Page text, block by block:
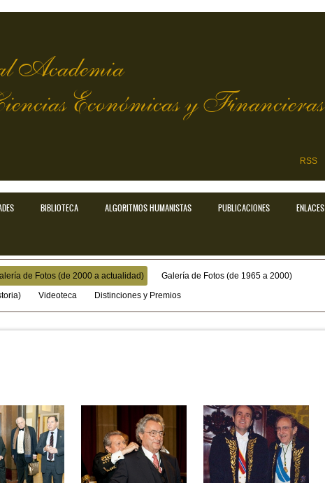
Academia
Económicas y Financieras
RSS
BIBLIOTECA ALGORITMOS HUMANISTAS PUBLICACIONES ENLACES
de Fotos (de 2000 a actualidad)
Galería de Fotos (de 1965 a 2000)
Videoteca Distinciones y Premios